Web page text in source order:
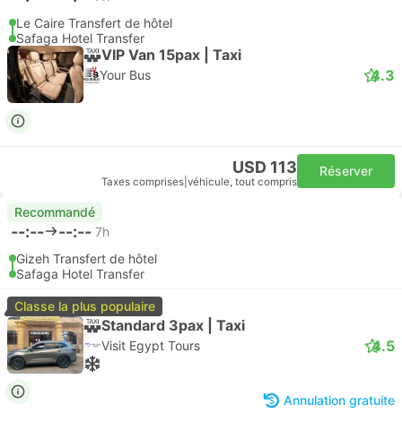
Le Caire Transfert de hôtel
Safaga Hotel Transfer
VIP Van 15pax | Taxi
Your Bus 4.3
USD 113
Taxes comprises véhicule, tout compris
Réserver
Recommandé
--:-- --:-- 7h
Gizeh Transfert de hôtel
Safaga Hotel Transfer
Classe la plus populaire
Standard 3pax | Taxi
Visit Egypt Tours 4.5
Annulation gratuite